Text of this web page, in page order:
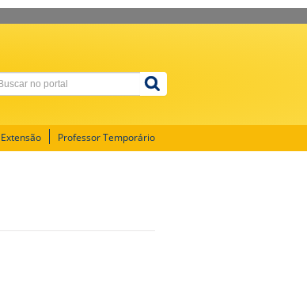
Extensão Professor Temporário